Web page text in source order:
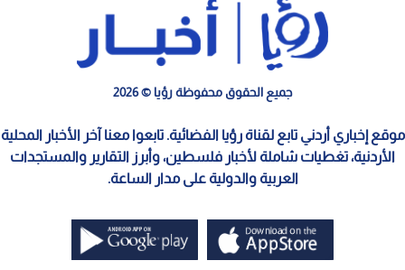
جميع الحقوق محفوظة رؤيا © 2026
موقع إخباري أردني تابع لقناة رؤيا الفضائية. تابعوا معنا آخر الأخبار المحلية
الأردنية، تغطيات شاملة لأخبار فلسطين، وأبرز التقارير والمستجدات
العربية والدولية على مدار الساعة.